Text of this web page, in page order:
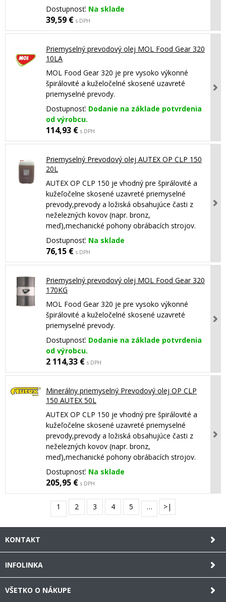
Dostupnosť: Na sklade
39,59 € s DPH
Priemyselný prevodový olej MOL Food Gear 320
10LA
MOL Food Gear 320 je pre vysoko výkonné
špirálovité a kuželočelné skosené uzavreté
priemyselné prevody.
Dostupnosť: Dodanie na základe potvrdenia
od výrobcu.
114,93 € s DPH
Priemyselný Prevodový olej AUTEX OP CLP 150
20L
AUTEX OP CLP 150 je vhodný pre špirálovité a
kužeľočelne skosené uzavreté priemyselné
prevody,prevody a ložiská obsahujúce časti z
neželezných kovov (napr. bronz,
meď),mechanické pohony obrábacích strojov.
Dostupnosť: Na sklade
76,15 € s DPH
Priemyselný prevodový olej MOL Food Gear 320
170KG
MOL Food Gear 320 je pre vysoko výkonné
špirálovité a kuželočelné skosené uzavreté
priemyselné prevody.
Dostupnosť: Dodanie na základe potvrdenia
od výrobcu.
2 114,33 € s DPH
Minerálny priemyselný Prevodový olej OP CLP
150 AUTEX 50L
AUTEX OP CLP 150 je vhodný pre špirálovité a
kužeľočelne skosené uzavreté priemyselné
prevody,prevody a ložiská obsahujúce časti z
neželezných kovov (napr. bronz,
meď),mechanické pohony obrábacích strojov.
Dostupnosť: Na sklade
205,95 € s DPH
1 2 3 4 5 … >|
KONTAKT
INFOLINKA
VŠETKO O NÁKUPE